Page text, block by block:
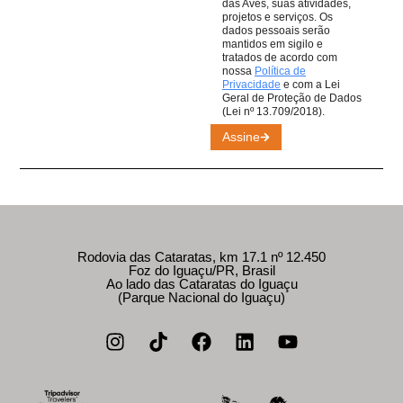
Assine
das Aves, suas atividades,
projetos e serviços. Os
dados pessoais serão
mantidos em sigilo e
tratados de acordo com
nossa Política de
Privacidade e com a Lei
Geral de Proteção de Dados
(Lei nº 13.709/2018).
Rodovia das Cataratas, km 17.1 nº 12.450
Foz do Iguaçu/PR, Brasil
Ao lado das Cataratas do Iguaçu
(Parque Nacional do Iguaçu)